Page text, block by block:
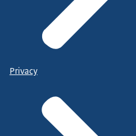
Privacy